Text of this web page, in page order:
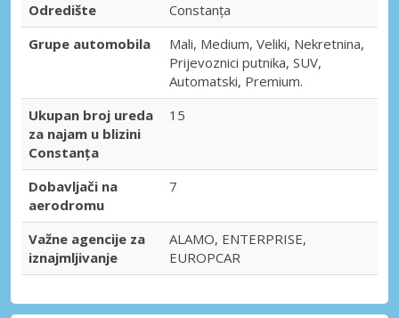
Odredište
Constanța
Grupe automobila
Mali, Medium, Veliki, Nekretnina,
Prijevoznici putnika, SUV,
Automatski, Premium.
Ukupan broj ureda
za najam u blizini
Constanța
15
Dobavljači na
aerodromu
7
Važne agencije za
iznajmljivanje
ALAMO, ENTERPRISE,
EUROPCAR